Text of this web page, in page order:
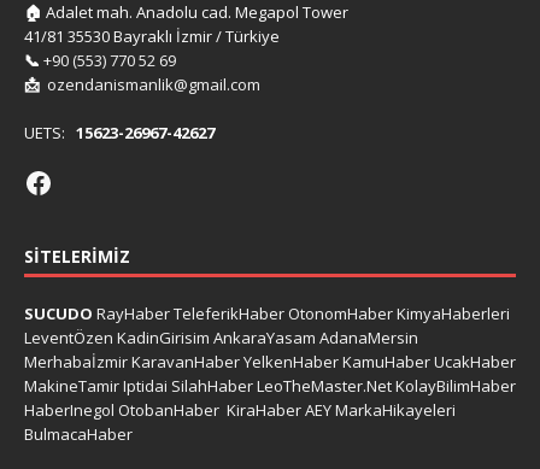
🏠 Adalet mah. Anadolu cad. Megapol Tower
41/81 35530 Bayraklı İzmir / Türkiye
📞 +90 (553) 770 52 69
📩 ozendanismanlik@gmail.com
UETS: 15623-26967-42627
SITELERIMIZ
SUCUDO RayHaberTeleferikHaber OtonomHaberKimyaHaberleri
LeventÖzen KadinGirisim AnkaraYasam AdanaMersin
MerhabaİzmirKaravanHaberYelkenHaberKamuHaberUcakHaber
MakineTamirIptidai SilahHaberLeoTheMaster.NetKolayBilimHaber
HaberInegol OtobanHaber KiraHaberAEYMarkaHikayeleri
BulmacaHaber